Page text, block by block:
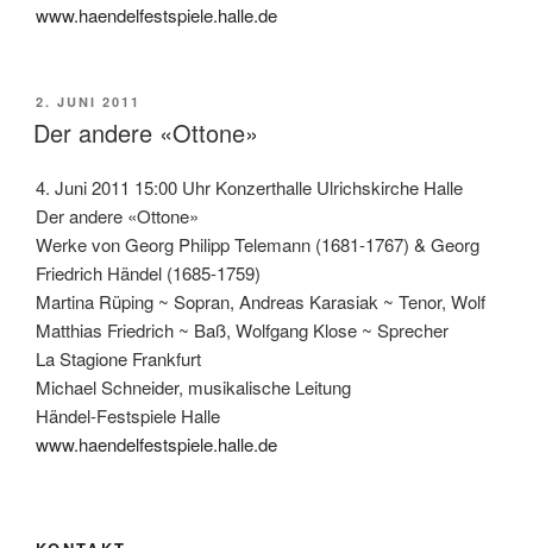
www.haendelfestspiele.halle.de
VERÖFFENTLICHT
AM
2. JUNI 2011
Der andere «Ottone»
4. Juni 2011 15:00 Uhr Konzerthalle Ulrichskirche Halle
Der andere «Ottone»
Werke von Georg Philipp Telemann (1681-1767) & Georg
Friedrich Händel (1685-1759)
Martina Rüping ~ Sopran, Andreas Karasiak ~ Tenor, Wolf
Matthias Friedrich ~ Baß, Wolfgang Klose ~ Sprecher
La Stagione Frankfurt
Michael Schneider, musikalische Leitung
Händel-Festspiele Halle
www.haendelfestspiele.halle.de